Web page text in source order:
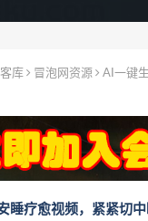
库 冒泡网资源
AI一键
睡疗愈视频，紧紧切